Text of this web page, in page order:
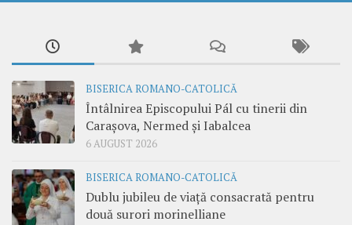
BISERICA ROMANO-CATOLICĂ
Întâlnirea Episcopului Pál cu tinerii din
Carașova, Nermed și Iabalcea
6 AUGUST 2026
BISERICA ROMANO-CATOLICĂ
Dublu jubileu de viață consacrată pentru
două surori morinelliane